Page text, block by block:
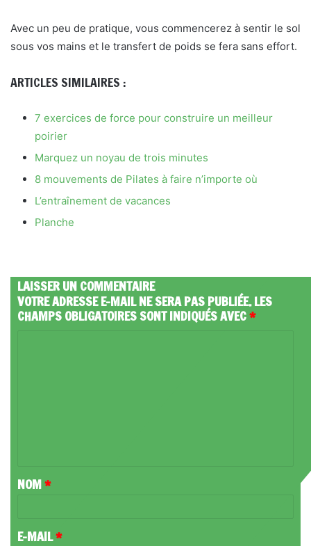
Avec un peu de pratique, vous commencerez à sentir le sol
sous vos mains et le transfert de poids se fera sans effort.
ARTICLES SIMILAIRES :
7 exercices de force pour construire un meilleur
poirier
Marquez un noyau de trois minutes
8 mouvements de Pilates à faire n’importe où
L’entraînement de vacances
Planche
LAISSER UN COMMENTAIRE
VOTRE ADRESSE E-MAIL NE SERA PAS PUBLIÉE.LES
CHAMPS OBLIGATOIRES SONT INDIQUÉS AVEC*
A
R
NOM*
E-MAIL*